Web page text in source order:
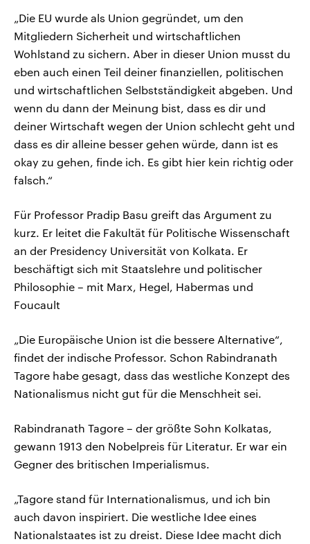
„Die EU wurde als Union gegründet, um den
Mitgliedern Sicherheit und wirtschaftlichen
Wohlstand zu sichern. Aber in dieser Union musst du
eben auch einen Teil deiner finanziellen, politischen
und wirtschaftlichen Selbstständigkeit abgeben. Und
wenn du dann der Meinung bist, dass es dir und
deiner Wirtschaft wegen der Union schlecht geht und
dass es dir alleine besser gehen würde, dann ist es
okay zu gehen, finde ich. Es gibt hier kein richtig oder
falsch.“
Für Professor Pradip Basu greift das Argument zu
kurz. Er leitet die Fakultät für Politische Wissenschaft
an der Presidency Universität von Kolkata. Er
beschäftigt sich mit Staatslehre und politischer
Philosophie – mit Marx, Hegel, Habermas und
Foucault
„Die Europäische Union ist die bessere Alternative“,
findet der indische Professor. Schon Rabindranath
Tagore habe gesagt, dass das westliche Konzept des
Nationalismus nicht gut für die Menschheit sei.
Rabindranath Tagore – der größte Sohn Kolkatas,
gewann 1913 den Nobelpreis für Literatur. Er war ein
Gegner des britischen Imperialismus.
„Tagore stand für Internationalismus, und ich bin
auch davon inspiriert. Die westliche Idee eines
Nationalstaates ist zu dreist. Diese Idee macht dich